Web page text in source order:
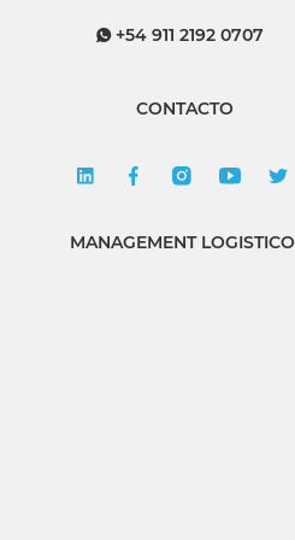
+54 911 2192 0707
CONTACTO
MANAGEMENT LOGISTICO